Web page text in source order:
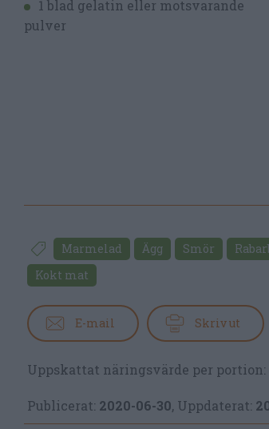
1 blad gelatin eller motsvarande
pulver
Marmelad Ägg Smör
Kokt mat
E-mail Skriv ut
Uppskattat näringsvärde per portion:
Publicerat: 2020-06-30, Uppdaterat: